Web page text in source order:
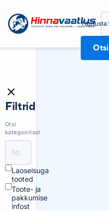
Täpsusta
Otsi
Filtrid
Otsi
kategooriast
Laoseisuga
tooted
Toote- ja
pakkumise
infost